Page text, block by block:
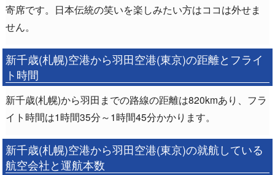
寄席です。日本伝統の笑いを楽しみたい方はココは外せま
せん。
新千歳(札幌)空港から羽田空港(東京)の距離とフライ
ト時間
新千歳(札幌)から羽田までの路線の距離は820kmあり、フラ
イト時間は1時間35分～1時間45分かかります。
新千歳(札幌)空港から羽田空港(東京)の就航している
航空会社と運航本数